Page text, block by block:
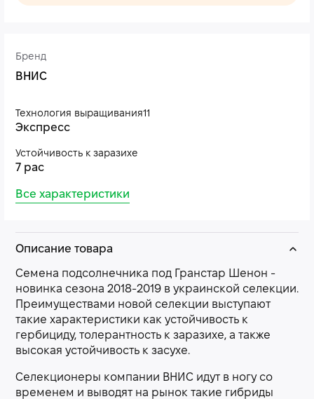
Бренд
ВНИС
Технология выращивания11
Экспресс
Устойчивость к заразихе
7 рас
Все характеристики
Описание товара
Семена подсолнечника под Гранстар Шенон -
новинка сезона 2018-2019 в украинской селекции.
Преимуществами новой селекции выступают
такие характеристики как устойчивость к
гербициду, толерантность к заразихе, а также
высокая устойчивость к засухе.
Селекционеры компании ВНИС идут в ногу со
временем и выводят на рынок такие гибриды